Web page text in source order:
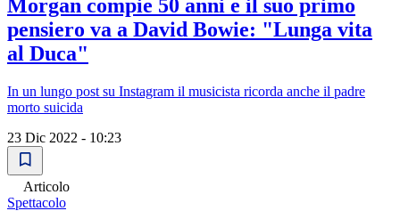
Morgan compie 50 anni e il suo primo
pensiero va a David Bowie: "Lunga vita
al Duca"
In un lungo post su Instagram il musicista ricorda anche il padre
morto suicida
23 Dic 2022 - 10:23
Articolo
Spettacolo